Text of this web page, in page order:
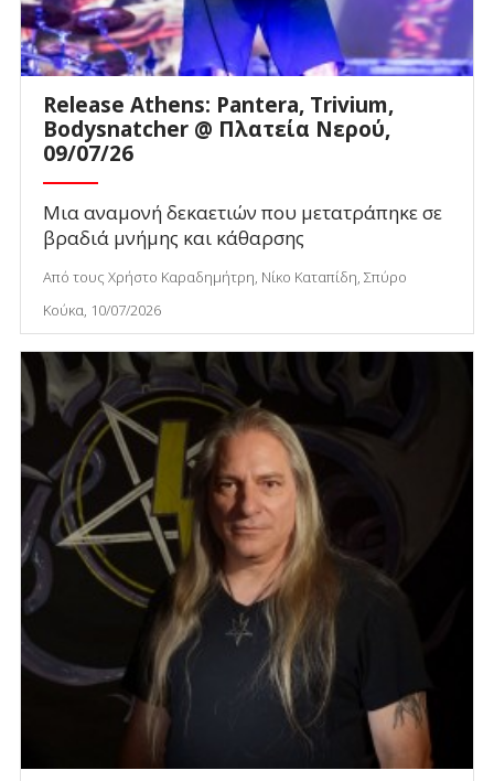
Release Athens: Pantera, Trivium,
Bodysnatcher @ Πλατεία Νερού,
09/07/26
Μια αναμονή δεκαετιών που μετατράπηκε σε
βραδιά μνήμης και κάθαρσης
Από τους Χρήστο Καραδημήτρη, Νίκο Καταπίδη, Σπύρο
Κούκα, 10/07/2026